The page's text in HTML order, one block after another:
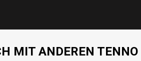
MIT ANDEREN TENNO